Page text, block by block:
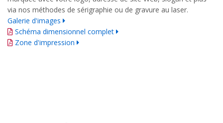
via nos méthodes de sérigraphie ou de gravure au laser.
Galerie d'images
Schéma dimensionnel complet
Zone d'impression